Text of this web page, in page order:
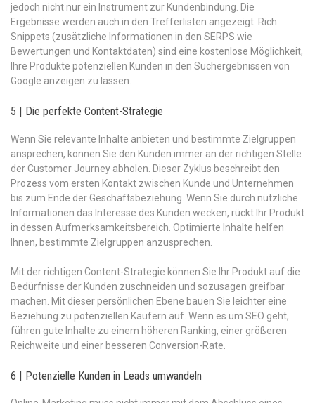
jedoch nicht nur ein Instrument zur Kundenbindung. Die
Ergebnisse werden auch in den Trefferlisten angezeigt. Rich
Snippets (zusätzliche Informationen in den SERPS wie
Bewertungen und Kontaktdaten) sind eine kostenlose Möglichkeit,
Ihre Produkte potenziellen Kunden in den Suchergebnissen von
Google anzeigen zu lassen.
5 | Die perfekte Content-Strategie
Wenn Sie relevante Inhalte anbieten und bestimmte Zielgruppen
ansprechen, können Sie den Kunden immer an der richtigen Stelle
der Customer Journey abholen. Dieser Zyklus beschreibt den
Prozess vom ersten Kontakt zwischen Kunde und Unternehmen
bis zum Ende der Geschäftsbeziehung. Wenn Sie durch nützliche
Informationen das Interesse des Kunden wecken, rückt Ihr Produkt
in dessen Aufmerksamkeitsbereich. Optimierte Inhalte helfen
Ihnen, bestimmte Zielgruppen anzusprechen.
Mit der richtigen Content-Strategie können Sie Ihr Produkt auf die
Bedürfnisse der Kunden zuschneiden und sozusagen greifbar
machen. Mit dieser persönlichen Ebene bauen Sie leichter eine
Beziehung zu potenziellen Käufern auf. Wenn es um SEO geht,
führen gute Inhalte zu einem höheren Ranking, einer größeren
Reichweite und einer besseren Conversion-Rate.
6 | Potenzielle Kunden in Leads umwandeln